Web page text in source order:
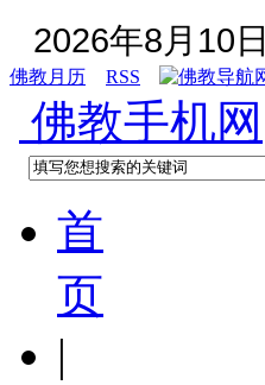
2026年8月10
佛教月历 RSS
佛教手机网
首
页
|